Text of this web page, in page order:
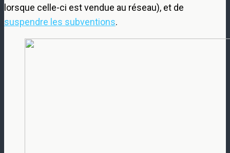
lorsque celle-ci est vendue au réseau), et de
suspendre les subventions.